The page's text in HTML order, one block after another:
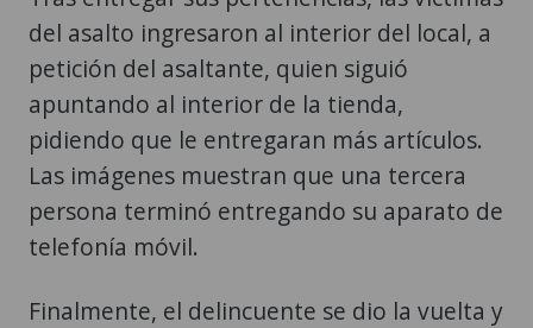
del asalto ingresaron al interior del local, a
petición del asaltante, quien siguió
apuntando al interior de la tienda,
pidiendo que le entregaran más artículos.
Las imágenes muestran que una tercera
persona terminó entregando su aparato de
telefonía móvil.
Finalmente, el delincuente se dio la vuelta y